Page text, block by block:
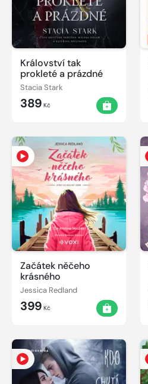
Království tak
prokleté a prázdné
Stacia Stark
389 Kč
Začátek něčeho
krásného
Jessica Redland
399 Kč